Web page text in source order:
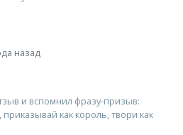
назад
и вспомнил фразу-призыв:
приказывай как король, твори как